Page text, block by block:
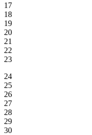
17
18
19
20
21
22
23
24
25
26
27
28
29
30